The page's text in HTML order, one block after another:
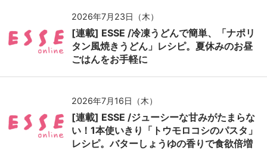
2026年7月23日（木）
[連載] ESSE /冷凍うどんで簡単、「ナポリ
タン風焼きうどん」レシピ。夏休みのお昼
ごはんをお手軽に
2026年7月16日（木）
[連載] ESSE /ジューシーな甘みがたまらな
い！1本使いきり「トウモロコシのパスタ」
レシピ。バターしょうゆの香りで食欲倍増